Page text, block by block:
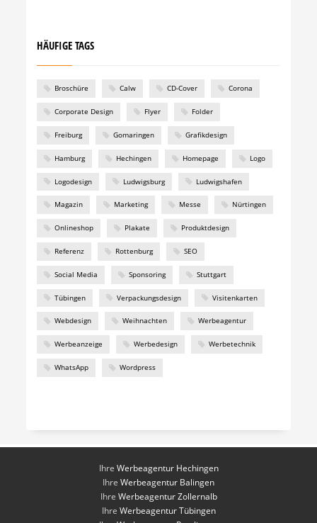
HÄUFIGE TAGS
Broschüre Calw CD-Cover Corona
Corporate Design Flyer Folder
Freiburg Gomaringen Grafikdesign
Hamburg Hechingen Homepage Logo
Logodesign Ludwigsburg Ludwigshafen
Magazin Marketing Messe Nürtingen
Onlineshop Plakate Produktdesign
Referenz Rottenburg SEO
Social Media Sponsoring Stuttgart
Tübingen Verpackungsdesign Visitenkarten
Webdesign Weihnachten Werbeagentur
Werbeanzeige Werbedesign Werbetechnik
WhatsApp Wordpress
Ihre Werbeagentur Hechingen
Ihre Werbeagentur Balingen
Ihre Werbeagentur Zollernalb
Ihre Werbeagentur Tübingen